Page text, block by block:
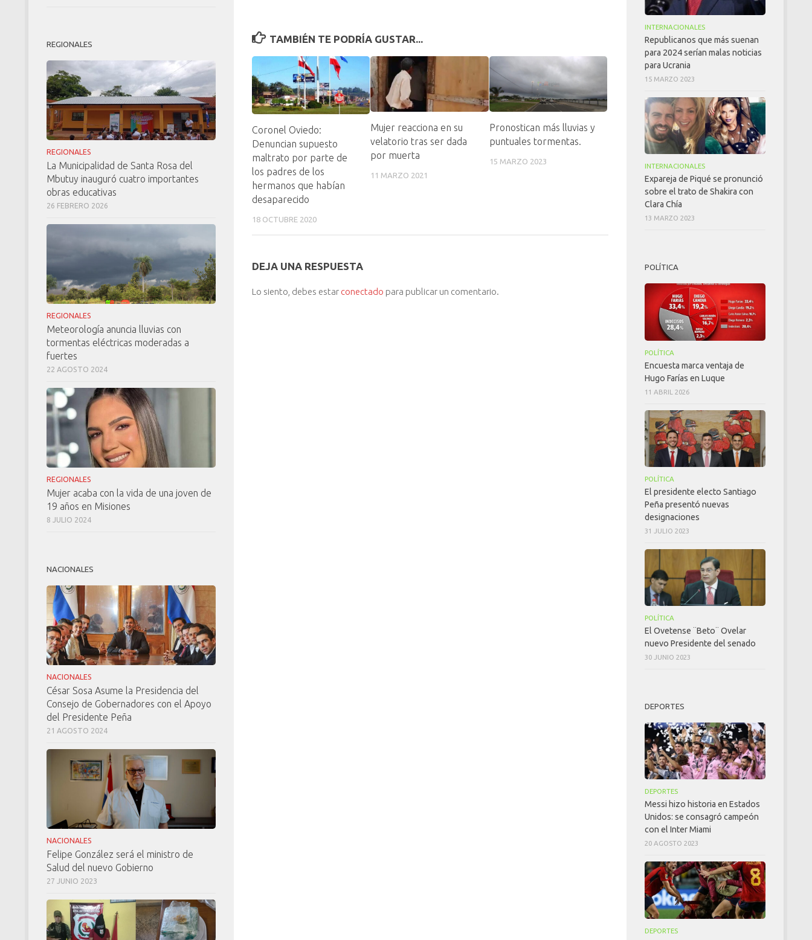
TAMBIÉN TE PODRÍA GUSTAR...
Coronel Oviedo:
Denuncian supuesto
maltrato por parte de
los padres de los
hermanos que habían
desaparecido
18 OCTUBRE 2020
Mujer reacciona en su
velatorio tras ser dada
por muerta
11 MARZO 2021
Pronostican más lluvias y
puntuales tormentas.
15 MARZO 2023
DEJA UNA RESPUESTA
Lo siento, debes estar conectado para publicar un comentario.
REGIONALES
REGIONALES
La Municipalidad de Santa Rosa del
Mbutuy inauguró cuatro importantes
obras educativas
26 FEBRERO 2026
REGIONALES
Meteorología anuncia lluvias con
tormentas eléctricas moderadas a
fuertes
22 AGOSTO 2024
REGIONALES
Mujer acaba con la vida de una joven de
19 años en Misiones
8 JULIO 2024
NACIONALES
NACIONALES
César Sosa Asume la Presidencia del
Consejo de Gobernadores con el Apoyo
del Presidente Peña
21 AGOSTO 2024
NACIONALES
Felipe González será el ministro de
Salud del nuevo Gobierno
27 JUNIO 2023
INTERNACIONALES
Republicanos que más suenan
para 2024 serían malas noticias
para Ucrania
15 MARZO 2023
INTERNACIONALES
Expareja de Piqué se pronunció
sobre el trato de Shakira con
Clara Chía
13 MARZO 2023
POLÍTICA
POLÍTICA
Encuesta marca ventaja de
Hugo Farías en Luque
11 ABRIL 2026
POLÍTICA
El presidente electo Santiago
Peña presentó nuevas
designaciones
31 JULIO 2023
POLÍTICA
El Ovetense ¨Beto¨ Ovelar
nuevo Presidente del senado
30 JUNIO 2023
DEPORTES
DEPORTES
Messi hizo historia en Estados
Unidos: se consagró campeón
con el Inter Miami
20 AGOSTO 2023
DEPORTES